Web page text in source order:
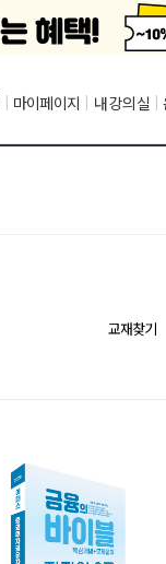
| 마이페이지 | 내 강의실 |
교재찾기